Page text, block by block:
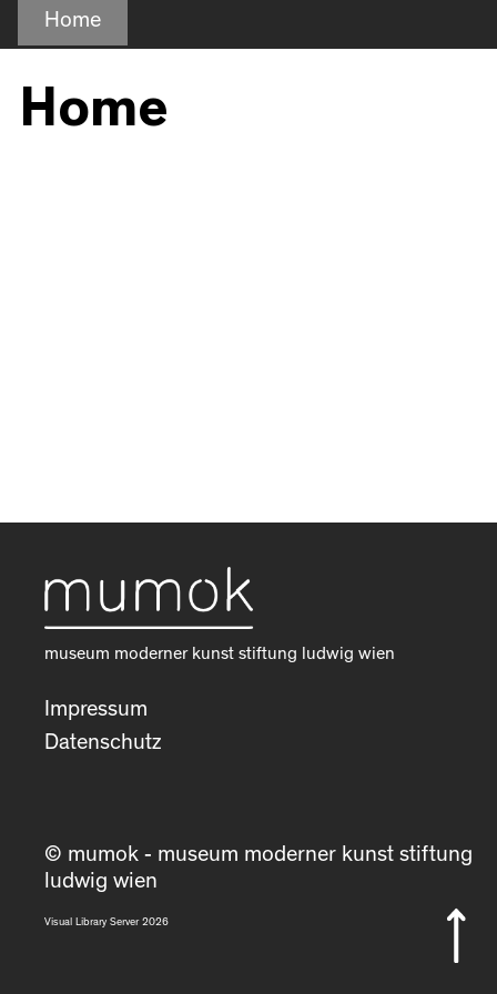
Home
Home
museum moderner kunst stiftung ludwig wien
Impressum
Datenschutz
© mumok - museum moderner kunst stiftung
ludwig wien
Visual Library Server 2026